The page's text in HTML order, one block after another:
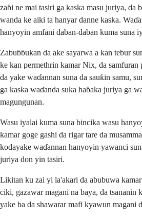
zaɓi ne mai tasiri ga kaska masu juriya, da
wanda ke aiki ta hanyar danne kaska.
hanyoyin amfani daban-daban kuma suna
Zaɓuɓɓukan da ake sayarwa a kan tebur
ke kan permethrin kamar Nix, da
da yake waɗannan suna da sauƙin samu,
ga kaska waɗanda suka haɓaka juriya ga
magungunan.
Wasu iyalai kuma suna bincika wasu
kamar goge gashi da rigar tare da
kodayake waɗannan hanyoyin yawanci
juriya don yin tasiri.
Likitan ku zai yi la'akari da abubuwa
ciki, gazawar magani na baya, da tsananin
yake ba da shawarar mafi kyawun magani